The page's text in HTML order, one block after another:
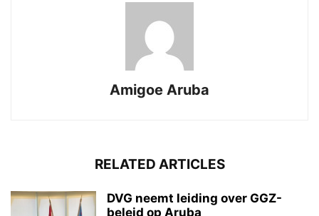
Amigoe Aruba
RELATED ARTICLES
DVG neemt leiding over GGZ-
beleid op Aruba